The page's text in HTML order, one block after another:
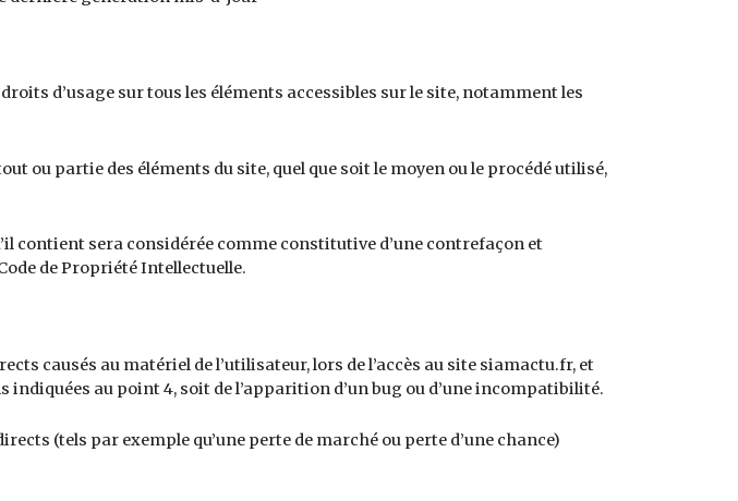
d’usage sur tous les éléments accessibles sur le site, notamment les
partie des éléments du site, quel que soit le moyen ou le procédé utilisé,
contient sera considérée comme constitutive d’une contrefaçon et
de Propriété Intellectuelle.
causés au matériel de l’utilisateur, lors de l’accès au site siamactu.fr, et
au point 4, soit de l’apparition d’un bug ou d’une incompatibilité.
(tels par exemple qu’une perte de marché ou perte d’une chance)